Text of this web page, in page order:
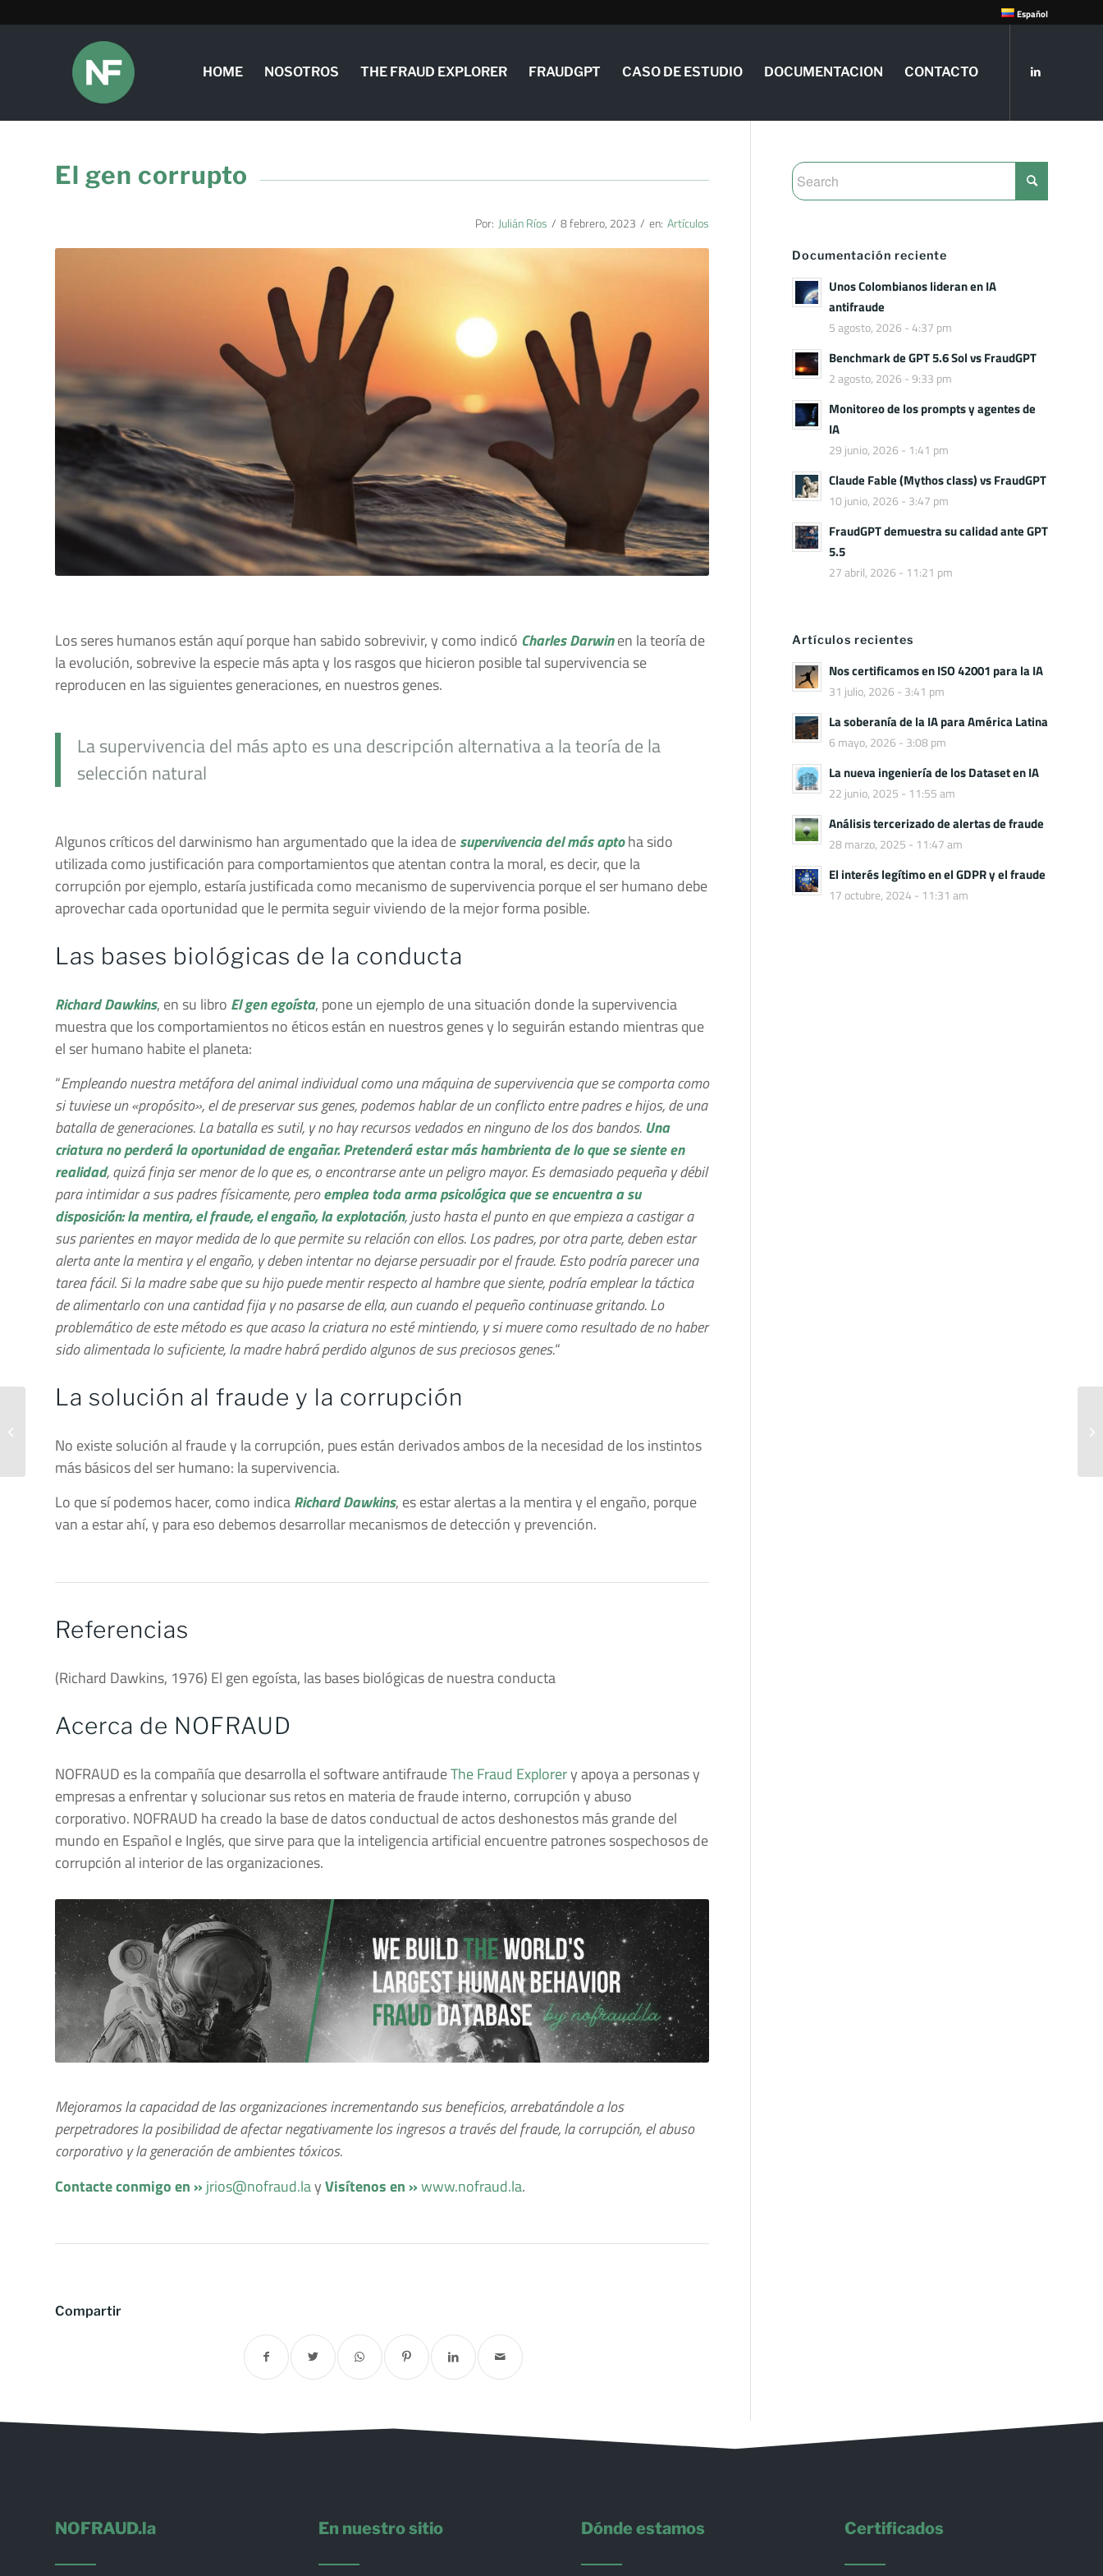
Español
HOME NOSOTROS THE FRAUD EXPLORER FRAUDGPT CASO DE ESTUDIO DOCUMENTACION CONTACTO
El gen corrupto
Por: Julián Ríos / 8 febrero, 2023 / en: Artículos
Los seres humanos están aquí porque han sabido sobrevivir, y como indicó Charles Darwinen la teoría de
la evolución, sobrevive la especie más apta y los rasgos que hicieron posible tal supervivencia se
reproducen en las siguientes generaciones, en nuestros genes.
La supervivencia del más apto es una descripción alternativa a la teoría de la
selección natural
Algunos críticos del darwinismo han argumentado que la idea desupervivencia del más aptoha sido
utilizada como justificación para comportamientos que atentan contra la moral, es decir, que la
corrupción por ejemplo, estaría justificada como mecanismo de supervivencia porque el ser humano debe
aprovechar cada oportunidad que le permita seguir viviendo de la mejor forma posible.
Las bases biológicas de la conducta
Richard Dawkins, en su libro El gen egoísta, pone un ejemplo de una situación donde la supervivencia
muestra que los comportamientos no éticos están en nuestros genes y lo seguirán estando mientras que
el ser humano habite el planeta:
“Empleando nuestra metáfora del animal individual como una máquina de supervivencia que se comporta como
si tuviese un «propósito», el de preservar sus genes, podemos hablar de un conflicto entre padres e hijos, de una
batalla de generaciones. La batalla es sutil, y no hay recursos vedados en ninguno de los dos bandos. Una
criatura no perderá la oportunidad de engañar.Pretenderá estar más hambrienta de lo que se siente en
realidad, quizá finja ser menor de lo que es, o encontrarse ante un peligro mayor. Es demasiado pequeña y débil
para intimidar a sus padres físicamente, peroemplea toda arma psicológica que se encuentra a su
disposición: la mentira, el fraude, el engaño, la explotación, justo hasta el punto en que empieza a castigar a
sus parientes en mayor medida de lo que permite su relación con ellos. Los padres, por otra parte, deben estar
alerta ante la mentira y el engaño, y deben intentar no dejarse persuadir por el fraude. Esto podría parecer una
tarea fácil. Si la madre sabe que su hijo puede mentir respecto al hambre que siente, podría emplear la táctica
de alimentarlo con una cantidad fija y no pasarse de ella, aun cuando el pequeño continuase gritando. Lo
problemático de este método es que acaso la criatura no esté mintiendo, y si muere como resultado de no haber
sido alimentada lo suficiente, la madre habrá perdido algunos de sus preciosos genes.“
La solución al fraude y la corrupción
No existe solución al fraude y la corrupción, pues están derivados ambos de la necesidad de los instintos
más básicos del ser humano: la supervivencia.
Lo que sí podemos hacer, como indicaRichard Dawkins, es estar alertas a la mentira y el engaño, porque
van a estar ahí, y para eso debemos desarrollar mecanismos de detección y prevención.
Referencias
(Richard Dawkins, 1976) El gen egoísta, las bases biológicas de nuestra conducta
Acerca de NOFRAUD
NOFRAUD es la compañía que desarrolla el software antifraudeThe Fraud Explorery apoya a personas y
empresas a enfrentar y solucionar sus retos en materia de fraude interno, corrupción y abuso
corporativo. NOFRAUD ha creado la base de datos conductual de actos deshonestos más grande del
mundo en Español e Inglés, que sirve para que la inteligencia artificial encuentre patrones sospechosos de
corrupción al interior de las organizaciones.
Mejoramos la capacidad de las organizaciones incrementando sus beneficios, arrebatándole a los
perpetradores la posibilidad de afectar negativamente los ingresos a través del fraude, la corrupción, el abuso
corporativo y la generación de ambientes tóxicos.
Contacte conmigo en » jrios@nofraud.layVisítenos en »www.nofraud.la.
Compartir
Documentación reciente
Unos Colombianos lideran en IA
antifraude
5 agosto, 2026 - 4:37 pm
Benchmark de GPT 5.6 Sol vs FraudGPT
2 agosto, 2026 - 9:33 pm
Monitoreo de los prompts y agentes de
IA
29 junio, 2026 - 1:41 pm
Claude Fable (Mythos class) vs FraudGPT
10 junio, 2026 - 3:47 pm
FraudGPT demuestra su calidad ante GPT
5.5
27 abril, 2026 - 11:21 pm
Artículos recientes
Nos certificamos en ISO 42001 para la IA
31 julio, 2026 - 3:41 pm
La soberanía de la IA para América Latina
6 mayo, 2026 - 3:08 pm
La nueva ingeniería de los Dataset en IA
22 junio, 2025 - 11:55 am
Análisis tercerizado de alertas de fraude
28 marzo, 2025 - 11:47 am
El interés legítimo en el GDPR y el fraude
17 octubre, 2024 - 11:31 am
NOFRAUD.la En nuestro sitio Dónde estamos Certificados
Fraud Magazine